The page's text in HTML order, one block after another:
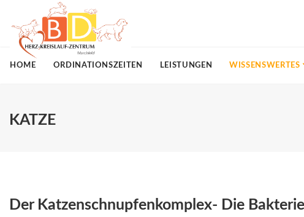
HOME ORDINATIONSZEITEN LEISTUNGEN WISSENSWERTES
KATZE
Der Katzenschnupfenkomplex- Die